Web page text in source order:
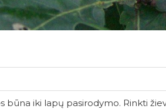
būna iki lapų pasirodymo. Rinkti